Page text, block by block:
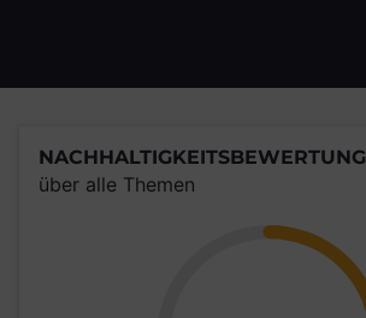
NACHHALTIGKEITSBEWERTUNG
über alle Themen